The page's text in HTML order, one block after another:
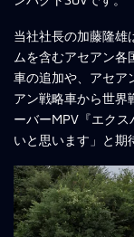
当社社長の加藤隆雄
ムを含むアセアン各
車の追加や、アセア
アン戦略車から世界
ーバーMPV『エク
いと思います」と期